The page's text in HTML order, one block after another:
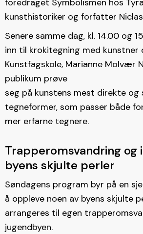
foredraget Symbolismen hos
kunsthistoriker og forfatter Niclas
Senere samme dag, kl. 14.00 og
inn til krokitegning med
Kunstfagskole, Marianne Molvær
publikum prøve
seg på kunstens mest direkte og
tegneformer, som passer både
mer erfarne tegnere.
Trapperomsvandring og
byens skjulte perler
Søndagens program byr på en
å oppleve noen av byens skjulte
arrangeres til egen
jugendbyen.